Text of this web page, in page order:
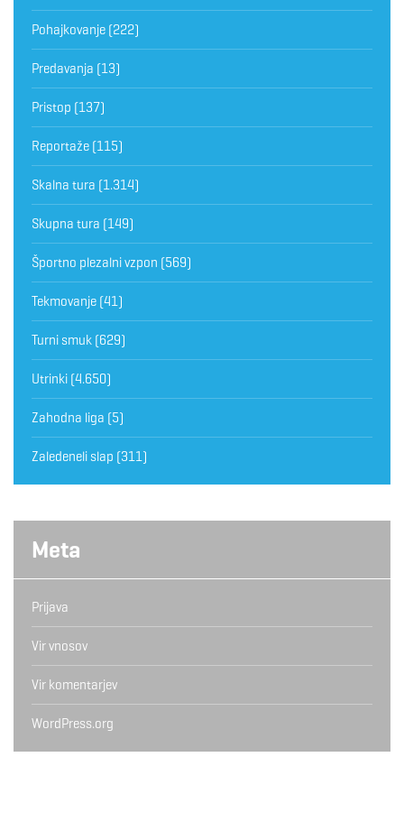
Pohajkovanje (222)
Predavanja (13)
Pristop (137)
Reportaže (115)
Skalna tura (1.314)
Skupna tura (149)
Športno plezalni vzpon (569)
Tekmovanje (41)
Turni smuk (629)
Utrinki (4.650)
Zahodna liga (5)
Zaledeneli slap (311)
Meta
Prijava
Vir vnosov
Vir komentarjev
WordPress.org